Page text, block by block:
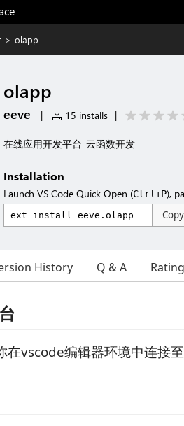
> olapp
olapp
eeve | 15 installs |
在线应用开发平台-云函数开发
Installation
Launch VS Code Quick Open (Ctrl+P),
Copy
History Q & A
在vscode编辑器环境中连接